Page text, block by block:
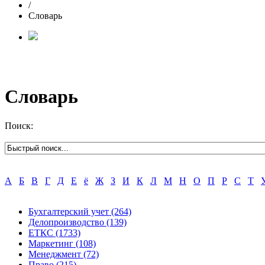
/
Словарь
Словарь
Поиск:
А Б В Г Д Е ё Ж З И К Л М Н О П Р С Т
Бухгалтерский учет (264)
Делопроизводство (139)
ЕТКС (1733)
Маркетинг (108)
Менеджмент (72)